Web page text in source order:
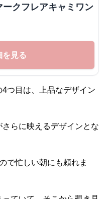
クフレアキャミワン
見る
つ目は、上品なデザイン
らに映えるデザインとな
で忙しい朝にも頼れま